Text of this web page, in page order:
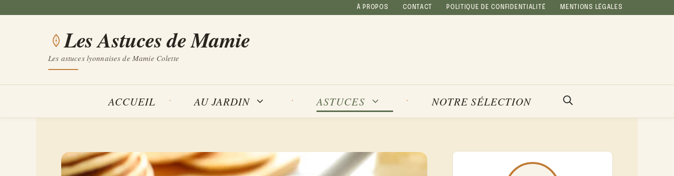
À PROPOS CONTACT POLITIQUE DE CONFIDENTIALITÉ MENTIONS LÉGALES
Les Astuces de Mamie
Les astuces lyonnaises de Mamie Colette
ACCUEIL AU JARDIN ASTUCES NOTRE SÉLECTION